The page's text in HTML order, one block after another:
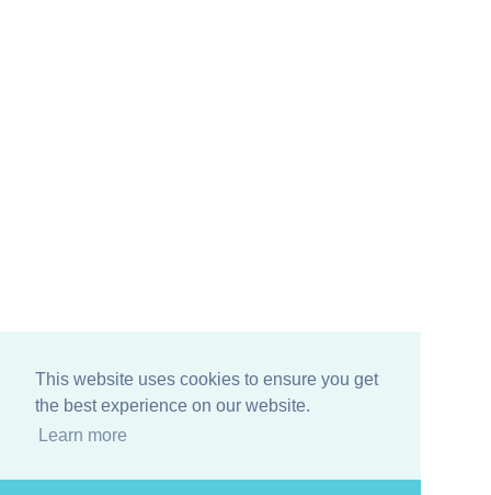
This website uses cookies to ensure you get
the best experience on our website.
Learn more